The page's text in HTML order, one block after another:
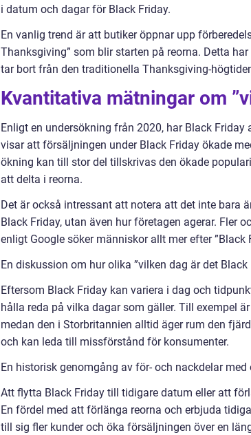
i datum och dagar för Black Friday.
En vanlig trend är att butiker öppnar upp
Thanksgiving” som blir starten på reorna. Detta
tar bort från den traditionella Thanksgiving-
Kvantitativa mätningar om
Enligt en undersökning från 2020, har Black
visar att försäljningen under Black Friday ökade
ökning kan till stor del tillskrivas den ökade
att delta i reorna.
Det är också intressant att notera att det inte bara
Black Friday, utan även hur företagen agerar. Fler
enligt Google söker människor allt mer efter
En diskussion om hur olika ”vilken dag är det
Eftersom Black Friday kan variera i dag och
hålla reda på vilka dagar som gäller. Till exempel
medan den i Storbritannien alltid äger rum den
och kan leda till missförstånd för konsumenter.
En historisk genomgång av för- och nackdelar
Att flytta Black Friday till tidigare datum eller att
En fördel med att förlänga reorna och erbjuda
till sig fler kunder och öka försäljningen över en